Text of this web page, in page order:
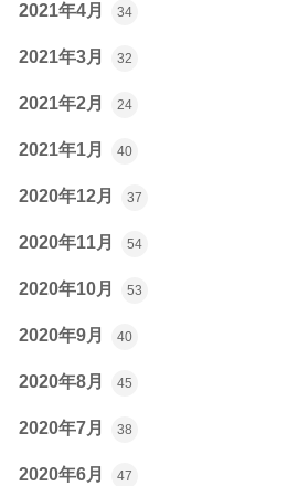
2021年4月 34
2021年3月 32
2021年2月 24
2021年1月 40
2020年12月 37
2020年11月 54
2020年10月 53
2020年9月 40
2020年8月 45
2020年7月 38
2020年6月 47